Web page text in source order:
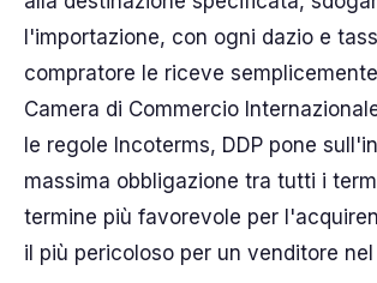
l'importazione, con ogni dazio e
compratore le riceve
Camera di Commercio
le regole Incoterms, DDP pone
massima obbligazione tra tutti i
termine più favorevole per
il più pericoloso per un venditore